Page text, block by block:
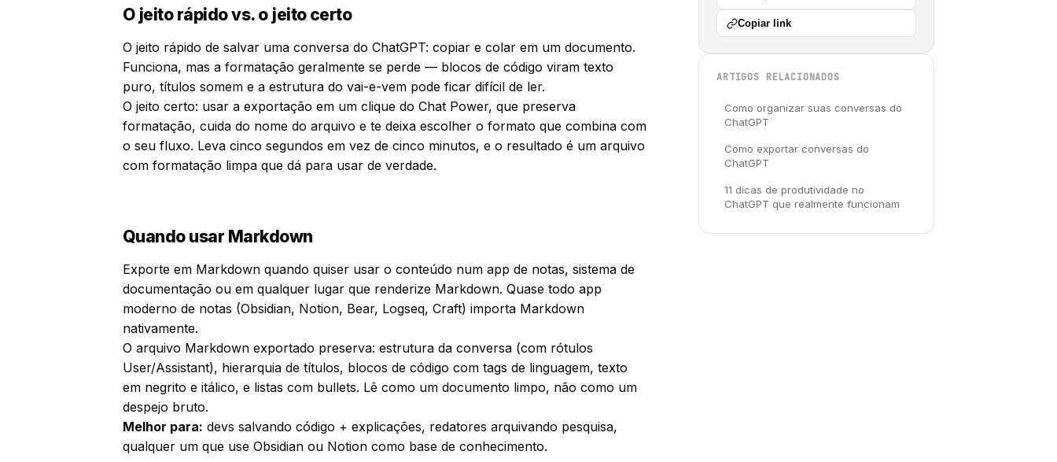
O jeito rápido vs. o jeito certo
O jeito rápido de salvar uma conversa do ChatGPT: copiar e colar em um documento.
Funciona, mas a formatação geralmente se perde — blocos de código viram texto
puro, títulos somem e a estrutura do vai-e-vem pode ficar difícil de ler.
O jeito certo: usar a exportação em um clique do Chat Power, que preserva
formatação, cuida do nome do arquivo e te deixa escolher o formato que combina com
o seu fluxo. Leva cinco segundos em vez de cinco minutos, e o resultado é um arquivo
com formatação limpa que dá para usar de verdade.
Quando usar Markdown
Exporte em Markdown quando quiser usar o conteúdo num app de notas, sistema de
documentação ou em qualquer lugar que renderize Markdown. Quase todo app
moderno de notas (Obsidian, Notion, Bear, Logseq, Craft) importa Markdown
nativamente.
O arquivo Markdown exportado preserva: estrutura da conversa (com rótulos
User/Assistant), hierarquia de títulos, blocos de código com tags de linguagem, texto
em negrito e itálico, e listas com bullets. Lê como um documento limpo, não como um
despejo bruto.
Melhor para: devs salvando código + explicações, redatores arquivando pesquisa,
qualquer um que use Obsidian ou Notion como base de conhecimento.
Copiar link
ARTIGOS RELACIONADOS
Como organizar suas conversas do
ChatGPT
Como exportar conversas do
ChatGPT
11 dicas de produtividade no
ChatGPT que realmente funcionam